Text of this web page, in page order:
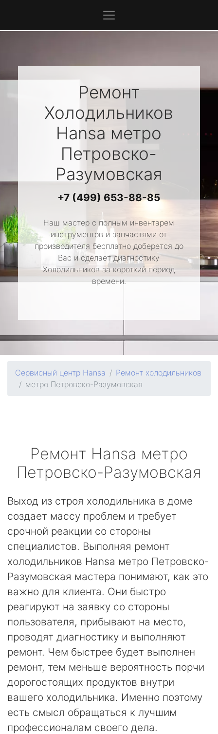
Ремонт
Холодильников
Hansa метро
Петровско-
Разумовская
+7 (499) 653-88-85
Наш мастер с полным инвентарем
инструментов и запчастями от
производителя бесплатно доберется до
Вас и сделает диагностику
Холодильников за короткий период
времени.
Сервисный центр Hansa
Ремонт холодильников
метро Петровско-Разумовская
Ремонт Hansa метро
Петровско-Разумовская
Выход из строя холодильника в доме
создает массу проблем и требует
срочной реакции со стороны
специалистов. Выполняя ремонт
холодильников Hansa метро Петровско-
Разумовская мастера понимают, как это
важно для клиента. Они быстро
реагируют на заявку со стороны
пользователя, прибывают на место,
проводят диагностику и выполняют
ремонт. Чем быстрее будет выполнен
ремонт, тем меньше вероятность порчи
дорогостоящих продуктов внутри
вашего холодильника. Именно поэтому
есть смысл обращаться к лучшим
профессионалам своего дела.